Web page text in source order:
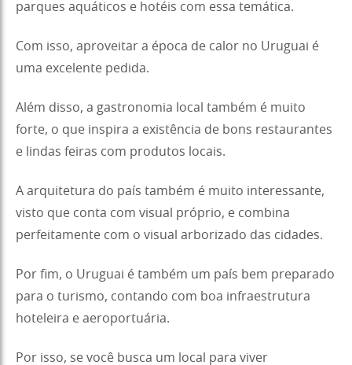
parques aquáticos e hotéis com essa temática.
Com isso, aproveitar a época de calor no Uruguai é
uma excelente pedida.
Além disso, a gastronomia local também é muito
forte, o que inspira a existência de bons restaurantes
e lindas feiras com produtos locais.
A arquitetura do país também é muito interessante,
visto que conta com visual próprio, e combina
perfeitamente com o visual arborizado das cidades.
Por fim, o Uruguai é também um país bem preparado
para o turismo, contando com boa infraestrutura
hoteleira e aeroportuária.
Por isso, se você busca um local para viver